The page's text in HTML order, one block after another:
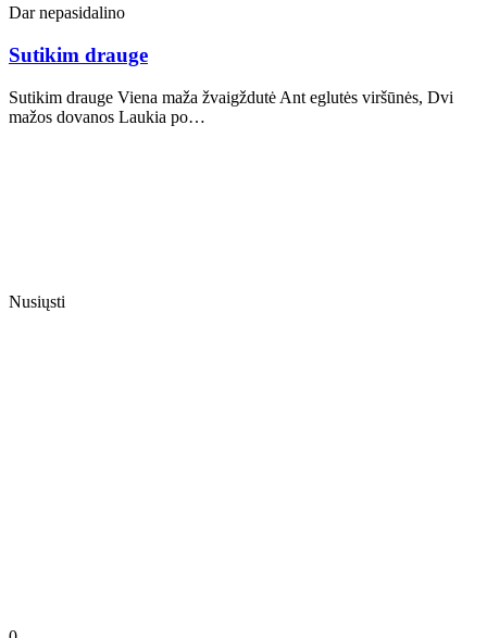
Dar nepasidalino
Sutikim drauge
Sutikim drauge Viena maža žvaigždutė Ant eglutės viršūnės, Dvi
mažos dovanos Laukia po…
Nusiųsti